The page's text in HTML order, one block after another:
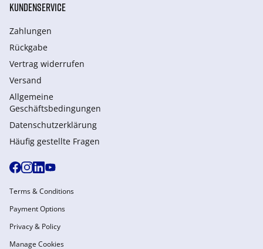
KUNDENSERVICE
Zahlungen
Rückgabe
Vertrag widerrufen
Versand
Allgemeine
Geschäftsbedingungen
Datenschutzerklärung
Häufig gestellte Fragen
Terms & Conditions
Payment Options
Privacy & Policy
Manage Cookies